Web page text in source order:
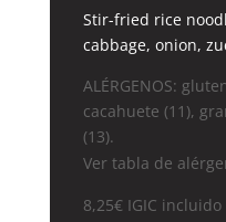
Stir-fried rice
cabbage, onion,
ALÉRGENOS:
cacahuete (11),
(13).
Ver tabla de
8,25€ IGIC incluido